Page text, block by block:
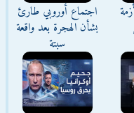
اجتماع أوروبي طارئ
بشأن الهجرة بعد واقعة
سبتة